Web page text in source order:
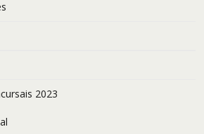
2023